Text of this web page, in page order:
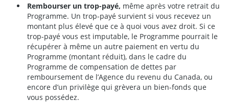
Rembourser un trop-payé, même après votre retrait du
Programme. Un trop-payé survient si vous recevez un
montant plus élevé que ce à quoi vous avez droit. Si ce
trop-payé vous est imputable, le Programme pourrait le
récupérer à même un autre paiement en vertu du
Programme (montant réduit), dans le cadre du
Programme de compensation de dettes par
remboursement de l’Agence du revenu du Canada, ou
encore d’un privilège qui grèvera un bien-fonds que
vous possédez.